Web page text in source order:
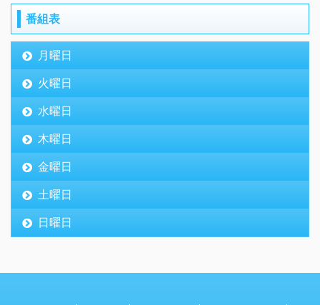
番組表
月曜日
火曜日
水曜日
木曜日
金曜日
土曜日
日曜日